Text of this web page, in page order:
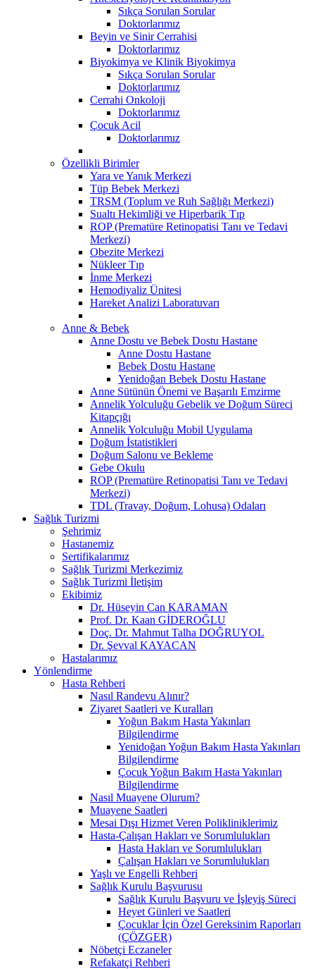
Sıkça Sorulan Sorular
Doktorlarımız
Beyin ve Sinir Cerrahisi
Doktorlarımız
Biyokimya ve Klinik Biyokimya
Sıkça Sorulan Sorular
Doktorlarımız
Cerrahi Onkoloji
Doktorlarımız
Çocuk Acil
Doktorlarımız
Özellikli Birimler
Yara ve Yanık Merkezi
Tüp Bebek Merkezi
TRSM (Toplum ve Ruh Sağlığı Merkezi)
Sualtı Hekimliği ve Hiperbarik Tıp
ROP (Prematüre Retinopatisi Tanı ve Tedavi
Merkezi)
Obezite Merkezi
Nükleer Tıp
İnme Merkezi
Hemodiyaliz Ünitesi
Hareket Analizi Laboratuvarı
Anne & Bebek
Anne Dostu ve Bebek Dostu Hastane
Anne Dostu Hastane
Bebek Dostu Hastane
Yenidoğan Bebek Dostu Hastane
Anne Sütünün Önemi ve Başarılı Emzirme
Annelik Yolculuğu Gebelik ve Doğum Süreci
Kitapçığı
Annelik Yolculuğu Mobil Uygulama
Doğum İstatistikleri
Doğum Salonu ve Bekleme
Gebe Okulu
ROP (Prematüre Retinopatisi Tanı ve Tedavi
Merkezi)
TDL (Travay, Doğum, Lohusa) Odaları
Sağlık Turizmi
Şehrimiz
Hastanemiz
Sertifikalarımız
Sağlık Turizmi Merkezimiz
Sağlık Turizmi İletişim
Ekibimiz
Dr. Hüseyin Can KARAMAN
Prof. Dr. Kaan GİDEROĞLU
Doç. Dr. Mahmut Talha DOĞRUYOL
Dr. Şevval KAYACAN
Hastalarımız
Yönlendirme
Hasta Rehberi
Nasıl Randevu Alınır?
Ziyaret Saatleri ve Kuralları
Yoğun Bakım Hasta Yakınları
Bilgilendirme
Yenidoğan Yoğun Bakım Hasta Yakınları
Bilgilendirme
Çocuk Yoğun Bakım Hasta Yakınları
Bilgilendirme
Nasıl Muayene Olurum?
Muayene Saatleri
Mesai Dışı Hizmet Veren Polikliniklerimiz
Hasta-Çalışan Hakları ve Sorumlulukları
Hasta Hakları ve Sorumlulukları
Çalışan Hakları ve Sorumlulukları
Yaşlı ve Engelli Rehberi
Sağlık Kurulu Başvurusu
Sağlık Kurulu Başvuru ve İşleyiş Süreci
Heyet Günleri ve Saatleri
Çocuklar İçin Özel Gereksinim Raporları
(ÇÖZGER)
Nöbetçi Eczaneler
Refakatçi Rehberi